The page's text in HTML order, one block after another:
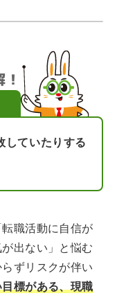
していたりする
職活動に自信が
出ない」と悩む
ずリスクが伴い
標がある、現職